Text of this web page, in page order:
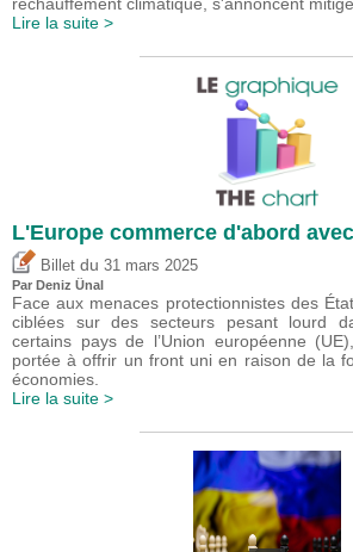
Lire la suite >
L'Europe commerce d'abord
Billet du 31 mars 2025
Par Deniz Ünal
Face aux menaces protectionnistes des
ciblées sur des secteurs pesant lourd
certains pays de l’Union européenne
portée à offrir un front uni en raison de la
économies.
Lire la suite >